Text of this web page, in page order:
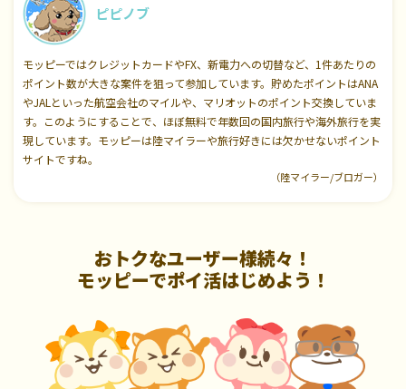
ピピノブ
モッピーではクレジットカードやFX、新電力への切替など、1件あたりの
ポイント数が大きな案件を狙って参加しています。貯めたポイントはANA
やJALといった航空会社のマイルや、マリオットのポイント交換していま
す。このようにすることで、ほぼ無料で年数回の国内旅行や海外旅行を実
現しています。モッピーは陸マイラーや旅行好きには欠かせないポイント
サイトですね。
（陸マイラー/ブロガー）
おトクなユーザー様続々！
モッピーでポイ活はじめよう！